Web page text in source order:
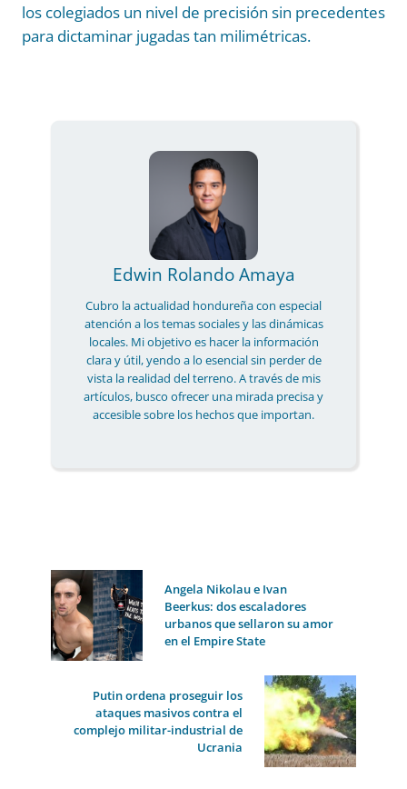
los colegiados un nivel de precisión sin precedentes
para dictaminar jugadas tan milimétricas.
Edwin Rolando Amaya
Cubro la actualidad hondureña con especial
atención a los temas sociales y las dinámicas
locales. Mi objetivo es hacer la información
clara y útil, yendo a lo esencial sin perder de
vista la realidad del terreno. A través de mis
artículos, busco ofrecer una mirada precisa y
accesible sobre los hechos que importan.
Angela Nikolau e Ivan
Beerkus: dos escaladores
urbanos que sellaron su amor
en el Empire State
Putin ordena proseguir los
ataques masivos contra el
complejo militar-industrial de
Ucrania